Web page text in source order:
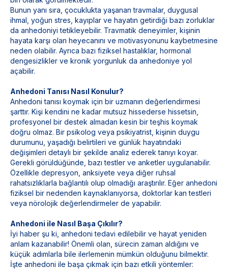
Bunun yanı sıra, çocuklukta yaşanan travmalar, duygusal
ihmal, yoğun stres, kayıplar ve hayatın getirdiği bazı zorluklar
da anhedoniyi tetikleyebilir. Travmatik deneyimler, kişinin
hayata karşı olan heyecanını ve motivasyonunu kaybetmesine
neden olabilir. Ayrıca bazı fiziksel hastalıklar, hormonal
dengesizlikler ve kronik yorgunluk da anhedoniye yol
açabilir.
Anhedoni Tanısı Nasıl Konulur?
Anhedoni tanısı koymak için bir uzmanın değerlendirmesi
şarttır. Kişi kendini ne kadar mutsuz hissederse hissetsin,
profesyonel bir destek almadan kesin bir teşhis koymak
doğru olmaz. Bir psikolog veya psikiyatrist, kişinin duygu
durumunu, yaşadığı belirtileri ve günlük hayatındaki
değişimleri detaylı bir şekilde analiz ederek tanıyı koyar.
Gerekli görüldüğünde, bazı testler ve anketler uygulanabilir.
Özellikle depresyon, anksiyete veya diğer ruhsal
rahatsızlıklarla bağlantılı olup olmadığı araştırılır. Eğer anhedoni
fiziksel bir nedenden kaynaklanıyorsa, doktorlar kan testleri
veya nörolojik değerlendirmeler de yapabilir.
Anhedoni ile Nasıl Başa Çıkılır?
İyi haber şu ki, anhedoni tedavi edilebilir ve hayat yeniden
anlam kazanabilir! Önemli olan, sürecin zaman aldığını ve
küçük adımlarla bile ilerlemenin mümkün olduğunu bilmektir.
İşte anhedoni ile başa çıkmak için bazı etkili yöntemler: